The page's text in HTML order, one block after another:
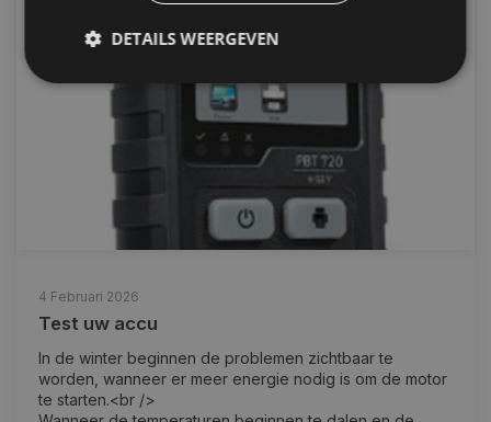
4 Februari 2026
Test uw accu
In de winter beginnen de problemen zichtbaar te
worden, wanneer er meer energie nodig is om de motor
te starten.<br />
DETAILS WEERGEVEN
Prestatie
Targeting
Niet-geclassificeerd
Strikt noodzakelijke cookies maken de
kernfunctionaliteiten van de website mogelijk, zoals
gebruikersaanmelding en accountbeheer. De
website kan niet goed worden gebruikt zonder de
Naam
COOKIELAW_STATS